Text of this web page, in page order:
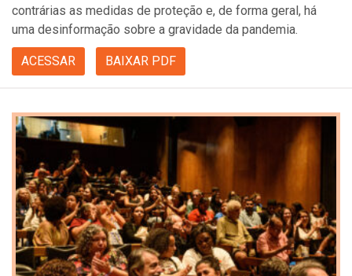
contrárias as medidas de proteção e, de forma geral, há
uma desinformação sobre a gravidade da pandemia.
ACESSAR BAIXAR PDF